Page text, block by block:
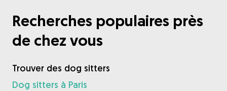
Recherches populaires près
de chez vous
Trouver des dog sitters
Dog sitters à Paris